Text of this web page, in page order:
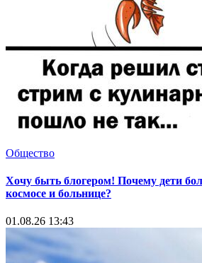
Общество
Хочу быть блогером! Почему дети
космосе и больнице?
01.08.26 13:43